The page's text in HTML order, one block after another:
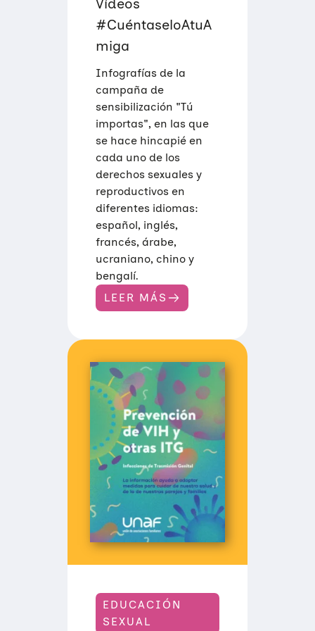
A
#CuéntaseloAtuA
miga
Infografías de la
campaña de
sensibilización "Tú
importas", en las que
se hace hincapié en
cada uno de los
derechos sexuales y
reproductivos en
diferentes idiomas:
español, inglés,
francés, árabe,
ucraniano, chino y
bengalí.
LEER MÁS
:
V
O
S
#
C
U
N
T
A
S
E
L
A
T
U
A
M
EDUCACIÓN
SEXUAL